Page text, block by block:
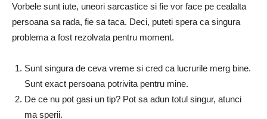
Vorbele sunt iute, uneori sarcastice si fie vor face pe cealalta
persoana sa rada, fie sa taca. Deci, puteti spera ca singura
problema a fost rezolvata pentru moment.
Sunt singura de ceva vreme si cred ca lucrurile merg bine.
Sunt exact persoana potrivita pentru mine.
De ce nu pot gasi un tip? Pot sa adun totul singur, atunci
ma sperii.